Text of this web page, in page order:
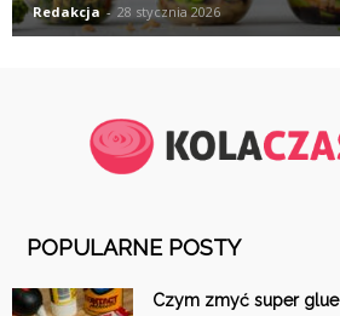
Redakcja - 28 stycznia 2026
POPULARNE POSTY
Czym zmyć super glue